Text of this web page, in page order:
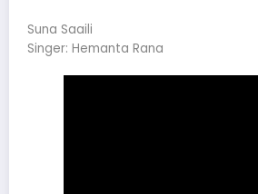
Suna Saaili
Singer: Hemanta Rana